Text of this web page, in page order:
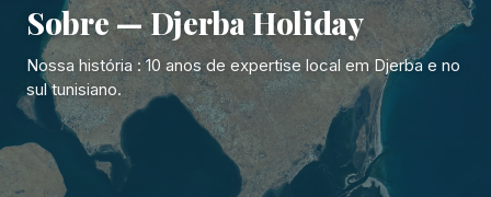
Sobre — Djerba Holiday
Nossa história : 10 anos de expertise local em Djerba e no
sul tunisiano.